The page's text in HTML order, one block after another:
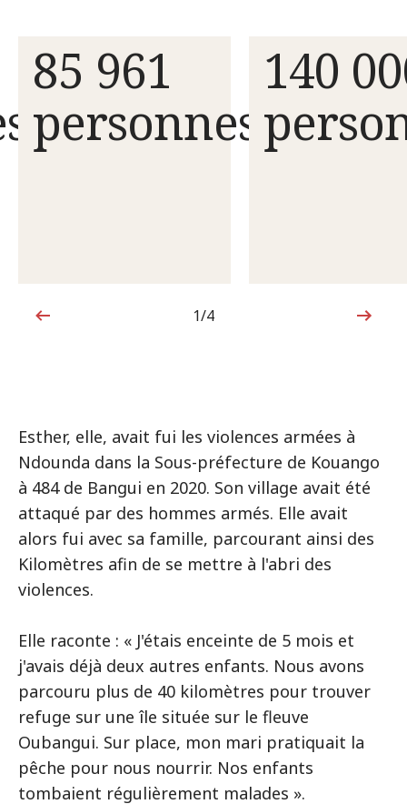
85 961
personnes
140
1sur4
1/4
Esther, elle, avait fui les violences armées à
Ndounda dans la Sous-préfecture de Kouango
à 484 de Bangui en 2020. Son village avait été
attaqué par des hommes armés. Elle avait
alors fui avec sa famille, parcourant ainsi des
Kilomètres afin de se mettre à l'abri des
violences.
Elle raconte : « J'étais enceinte de 5 mois et
j'avais déjà deux autres enfants. Nous avons
parcouru plus de 40 kilomètres pour trouver
refuge sur une île située sur le fleuve
Oubangui. Sur place, mon mari pratiquait la
pêche pour nous nourrir. Nos enfants
tombaient régulièrement malades ».